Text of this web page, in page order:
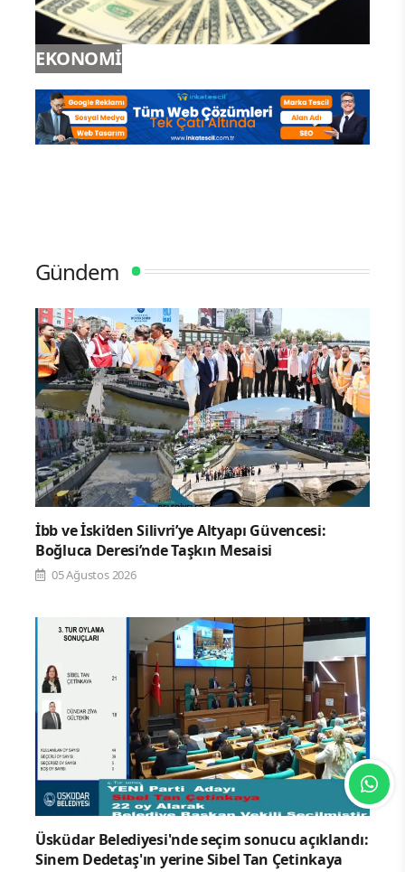
EKONOMİ
Gündem
İbb ve İski’den Silivri’ye Altyapı Güvencesi:
Boğluca Deresi’nde Taşkın Mesaisi
05 Ağustos 2026
Üsküdar Belediyesi'nde seçim sonucu açıklandı:
Sinem Dedetaş'ın yerine Sibel Tan Çetinkaya